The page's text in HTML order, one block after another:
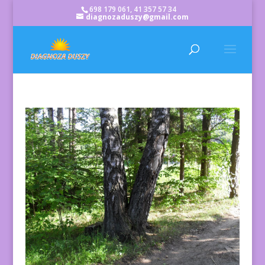
698 179 061, 41 357 57 34
diagnozaduszy@gmail.com